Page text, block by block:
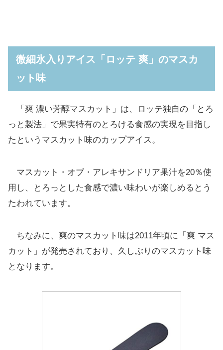
微細氷入りアイス「ロッテ 爽」のマスカ
ット味
「爽 濃い芳醇マスカット」は、ロッテ独自の「とろ
っと製法」で果実特有のとろける食感の実現を目指し
たというマスカット味のカップアイス。
マスカット・オブ・アレキサンドリア果汁を20％使
用し、とろっとした食感で濃い味わいが楽しめるとう
たわれています。
ちなみに、爽のマスカット味は2011年頃に「爽 マス
カット」が発売されており、久しぶりのマスカット味
となります。